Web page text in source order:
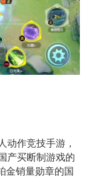
动作竞技手游，
产买断制游戏的
金销量勋章的国